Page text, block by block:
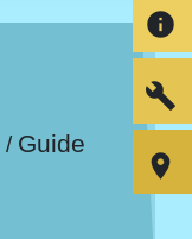
/ Guide
info
build
room